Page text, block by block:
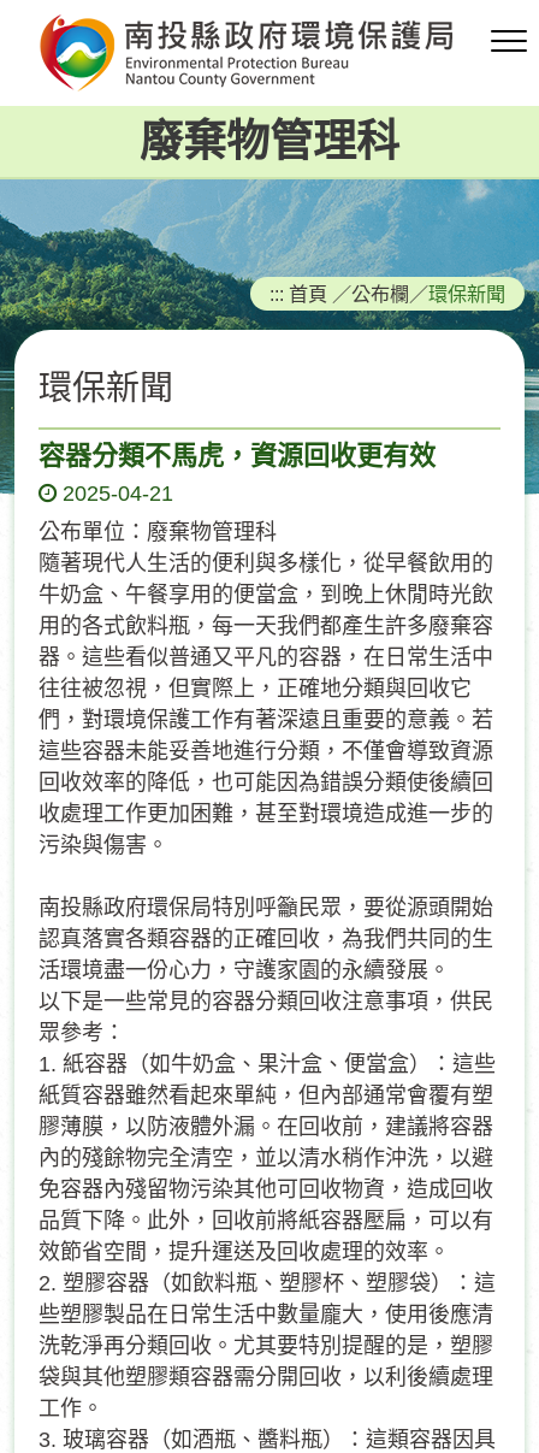
要
容
區
塊
廢棄物管理科
::: 首頁 ／公布欄 ／環保新聞
環保新聞
容器分類不馬虎，資源回收更有效
2025-04-21
公布單位：廢棄物管理科
隨著現代人生活的便利與多樣化，從早餐飲用的
牛奶盒、午餐享用的便當盒，到晚上休閒時光飲
用的各式飲料瓶，每一天我們都產生許多廢棄容
器。這些看似普通又平凡的容器，在日常生活中
往往被忽視，但實際上，正確地分類與回收它
們，對環境保護工作有著深遠且重要的意義。若
這些容器未能妥善地進行分類，不僅會導致資源
回收效率的降低，也可能因為錯誤分類使後續回
收處理工作更加困難，甚至對環境造成進一步的
污染與傷害。
南投縣政府環保局特別呼籲民眾，要從源頭開始
認真落實各類容器的正確回收，為我們共同的生
活環境盡一份心力，守護家園的永續發展。
以下是一些常見的容器分類回收注意事項，供民
眾參考：
1. 紙容器（如牛奶盒、果汁盒、便當盒）：這些
紙質容器雖然看起來單純，但內部通常會覆有塑
膠薄膜，以防液體外漏。在回收前，建議將容器
內的殘餘物完全清空，並以清水稍作沖洗，以避
免容器內殘留物污染其他可回收物資，造成回收
品質下降。此外，回收前將紙容器壓扁，可以有
效節省空間，提升運送及回收處理的效率。
2. 塑膠容器（如飲料瓶、塑膠杯、塑膠袋）：這
些塑膠製品在日常生活中數量龐大，使用後應清
洗乾淨再分類回收。尤其要特別提醒的是，塑膠
袋與其他塑膠類容器需分開回收，以利後續處理
工作。
3. 玻璃容器（如酒瓶、醬料瓶）：這類容器因具